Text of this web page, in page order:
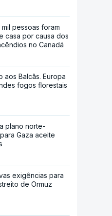
pessoas foram
casa por causa dos
no Canadá
aos Balcãs. Europa
fogos florestais
plano norte-
Gaza aceite
exigências para
de Ormuz